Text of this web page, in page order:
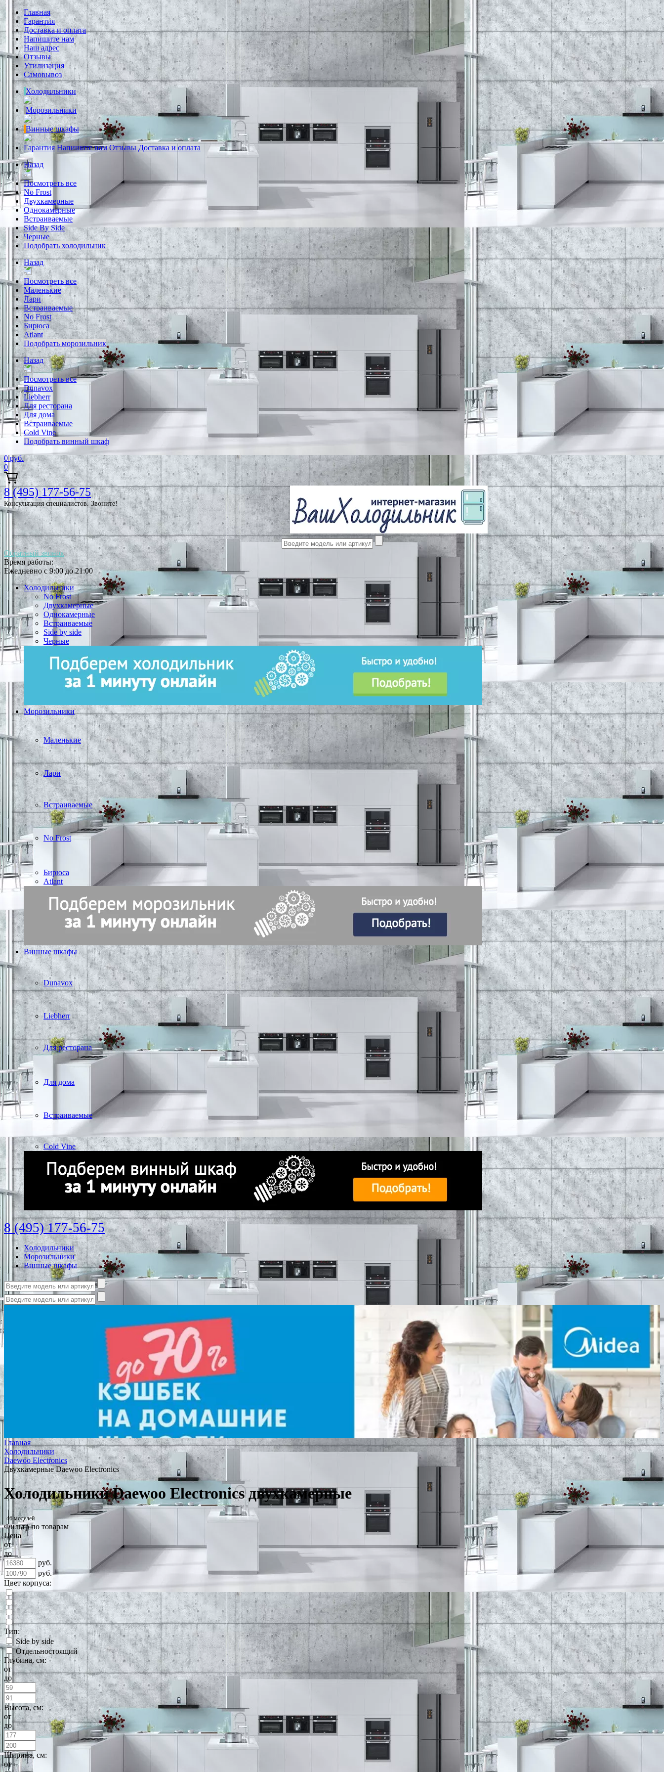
Главная
Гарантия
Доставка и оплата
Напишите нам
Наш адрес
Отзывы
Утилизация
Самовывоз
Холодильники
Морозильники
Винные шкафы
Гарантия Напишите нам Отзывы Доставка и оплата
Назад
Посмотреть все
No Frost
Двухкамерные
Однокамерные
Встраиваемые
Side By Side
Черные
Подобрать холодильник
Назад
Посмотреть все
Маленькие
Лари
Встраиваемые
No Frost
Бирюса
Atlant
Подобрать морозильник
Назад
Посмотреть все
Dunavox
Liebherr
Для ресторана
Для дома
Встраиваемые
Cold Vine
Подобрать винный шкаф
0 руб.
0
8 (495) 177-56-75
Консультация специалистов. Звоните!
Обратный звонок
Время работы:
Ежедневно с 9:00 до 21:00
Холодильники
No Frost
Двухкамерные
Однокамерные
Встраиваемые
Side by side
Черные
Морозильники
Маленькие
Лари
Встраиваемые
No Frost
Бирюса
Atlant
Винные шкафы
Dunavox
Liebherr
Для ресторана
Для дома
Встраиваемые
Cold Vine
8 (495) 177-56-75
Холодильники
Морозильники
Винные шкафы
Главная
Холодильники
Daewoo Electronics
Двухкамерные Daewoo Electronics
Холодильники Daewoo Electronics двухкамерные
46 моделей
Фильтр по товарам
Цена
от
до
руб.
руб.
Цвет корпуса:
Тип:
Side by side
Отдельностоящий
Глубина, см:
от
до
Высота, см:
от
до
Ширина, см:
от